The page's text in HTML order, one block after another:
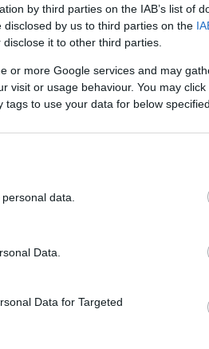
by third parties on the IAB’s list of
by us to third parties on the
it to other third parties.
or more Google services and may
visit or usage behaviour. You may
to use your data for below
data.
Data.
Data for Targeted
flare! ☀️ 💥
X1-class solar flare erupted
Observatory caught it all